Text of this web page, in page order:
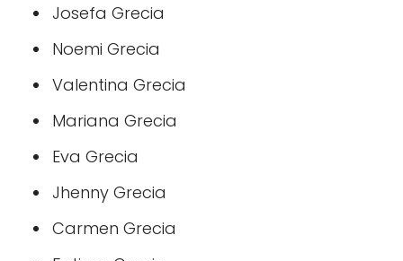
Josefa Grecia
Noemi Grecia
Valentina Grecia
Mariana Grecia
Eva Grecia
Jhenny Grecia
Carmen Grecia